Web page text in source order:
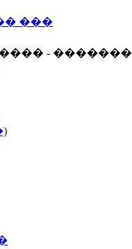
���
- �������